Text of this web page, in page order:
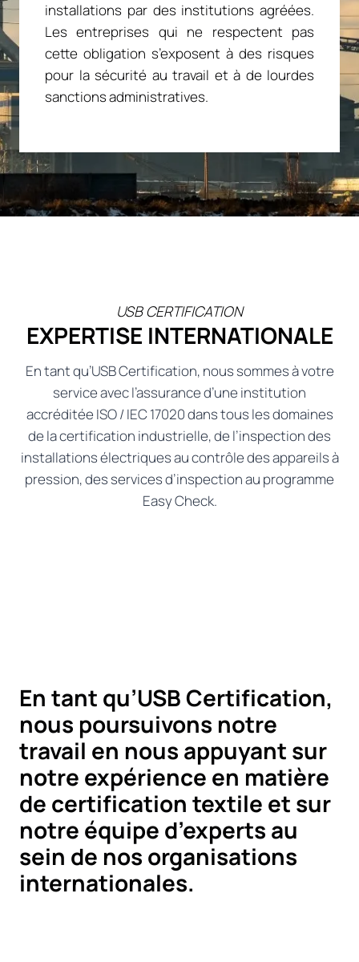
installations par des institutions agréées.
Les entreprises qui ne respectent pas
cette obligation s’exposent à des risques
pour la sécurité au travail et à de lourdes
sanctions administratives.
USB CERTIFICATION
EXPERTISE INTERNATIONALE
En tant qu’USB Certification, nous sommes à votre
service avec l’assurance d’une institution
accréditée ISO / IEC 17020 dans tous les domaines
de la certification industrielle, de l’inspection des
installations électriques au contrôle des appareils à
pression, des services d’inspection au programme
Easy Check.
En tant qu’USB Certification,
nous poursuivons notre
travail en nous appuyant sur
notre expérience en matière
de certification textile et sur
notre équipe d’experts au
sein de nos organisations
internationales.